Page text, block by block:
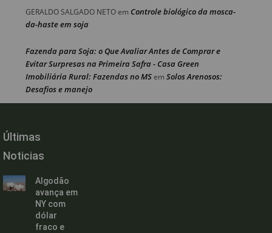
GERALDO SALGADO NETOem Controle biológico da mosca-
da-haste em soja
Fazenda para Soja: o Que Avaliar Antes de Comprar e
Evitar Surpresas na Primeira Safra - Casa Green
Imobiliária Rural: Fazendas no MSem Solos Arenosos:
Desafios e manejo
Últimas
Noticias
Algodão
avança em
NY com
dólar
fraco e